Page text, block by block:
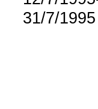
31/7/1995